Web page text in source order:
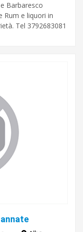
Barbaresco
Rum e liquori in
Tel 3792683081